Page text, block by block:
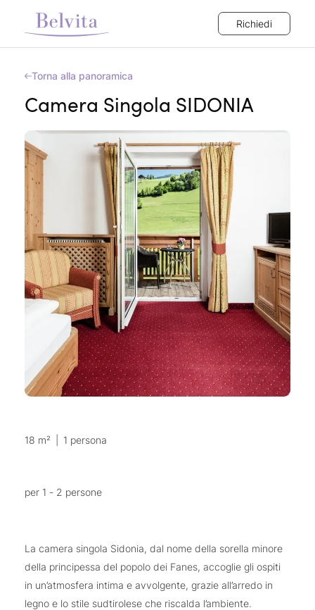
Richiedi
Torna alla panoramica
Camera Singola SIDONIA
18 m² 1 persona
per 1 - 2 persone
La camera singola Sidonia, dal nome della sorella minore
della principessa del popolo dei Fanes, accoglie gli ospiti
in un’atmosfera intima e avvolgente, grazie all’arredo in
legno e lo stile sudtirolese che riscalda l’ambiente.